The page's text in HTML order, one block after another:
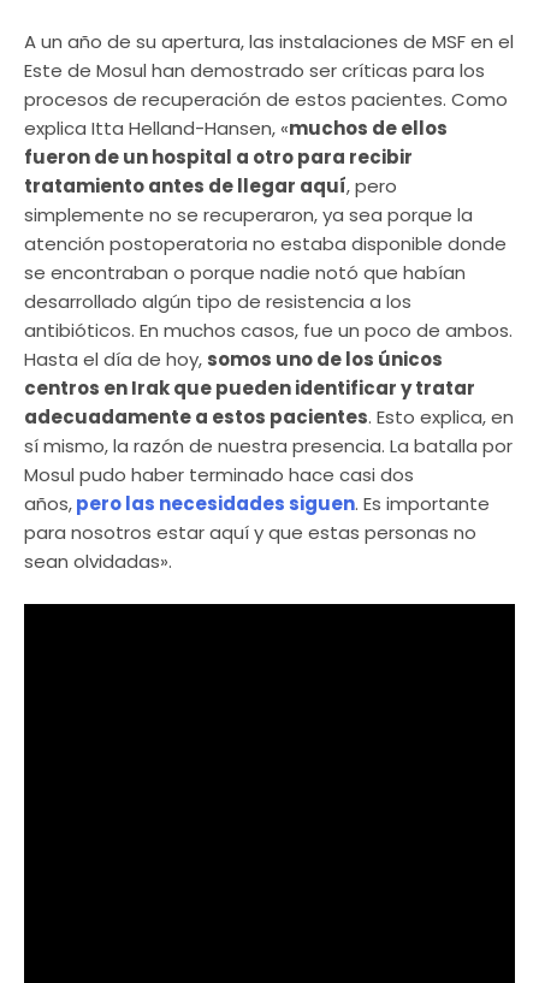
A un año de su apertura, las instalaciones de MSF en el
Este de Mosul han demostrado ser críticas para los
procesos de recuperación de estos pacientes. Como
explica Itta Helland-Hansen, «muchos de ellos
fueron de un hospital a otro para recibir
tratamiento antes de llegar aquí, pero
simplemente no se recuperaron, ya sea porque la
atención postoperatoria no estaba disponible donde
se encontraban o porque nadie notó que habían
desarrollado algún tipo de resistencia a los
antibióticos. En muchos casos, fue un poco de ambos.
Hasta el día de hoy, somos uno de los únicos
centros en Irak que pueden identificar y tratar
adecuadamente a estos pacientes. Esto explica, en
sí mismo, la razón de nuestra presencia. La batalla por
Mosul pudo haber terminado hace casi dos
años,pero las necesidades siguen. Es importante
para nosotros estar aquí y que estas personas no
sean olvidadas».